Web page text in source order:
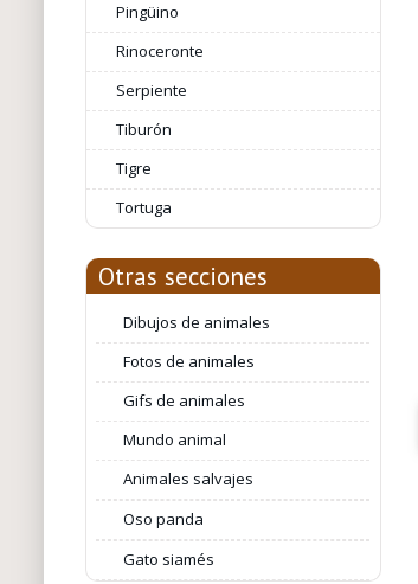
Pingüino
Rinoceronte
Serpiente
Tiburón
Tigre
Tortuga
Otras secciones
Dibujos de animales
Fotos de animales
Gifs de animales
Mundo animal
Animales salvajes
Oso panda
Gato siamés